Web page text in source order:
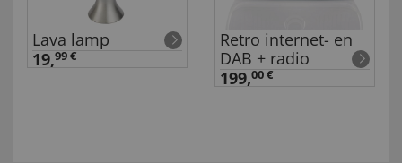
Lava lamp
19,99 €
Retro internet- en
DAB + radio
199,00 €